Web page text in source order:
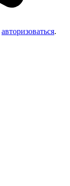
авторизоваться.